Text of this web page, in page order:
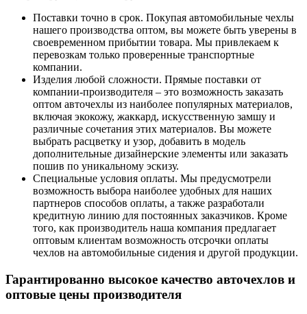
Поставки точно в срок. Покупая автомобильные чехлы
нашего производства оптом, вы можете быть уверены в
своевременном прибытии товара. Мы привлекаем к
перевозкам только проверенные транспортные
компании.
Изделия любой сложности. Прямые поставки от
компании-производителя – это возможность заказать
оптом авточехлы из наиболее популярных материалов,
включая экокожу, жаккард, искусственную замшу и
различные сочетания этих материалов. Вы можете
выбрать расцветку и узор, добавить в модель
дополнительные дизайнерские элементы или заказать
пошив по уникальному эскизу.
Специальные условия оплаты. Мы предусмотрели
возможность выбора наиболее удобных для наших
партнеров способов оплаты, а также разработали
кредитную линию для постоянных заказчиков. Кроме
того, как производитель наша компания предлагает
оптовым клиентам возможность отсрочки оплаты
чехлов на автомобильные сидения и другой продукции.
Гарантированно высокое качество авточехлов и
оптовые цены производителя